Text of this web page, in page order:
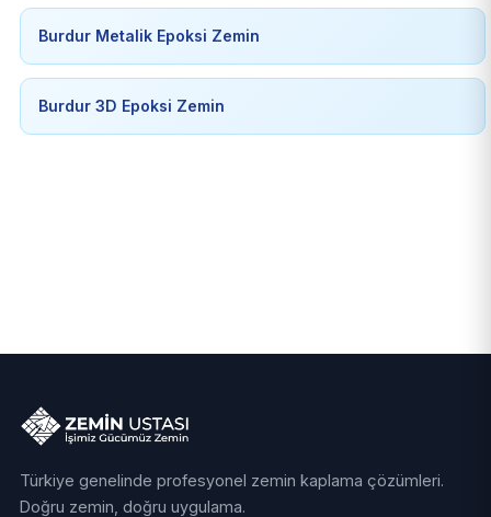
Burdur Metalik Epoksi Zemin
Burdur 3D Epoksi Zemin
Türkiye genelinde profesyonel zemin kaplama çözümleri.
Doğru zemin, doğru uygulama.